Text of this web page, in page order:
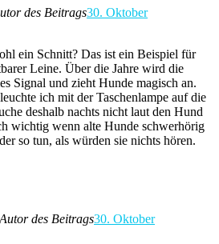
des Beitrags30. Oktober
ein Schnitt? Das ist ein Beispiel für
Leine. Über die Jahre wird die
Signal und zieht Hunde magisch an.
ich mit der Taschenlampe auf die
deshalb nachts nicht laut den Hund
wichtig wenn alte Hunde schwerhörig
so tun, als würden sie nichts hören.
Autor des Beitrags30. Oktober